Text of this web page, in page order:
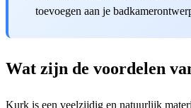
toevoegen aan je
Wat zijn de voordelen
Kurk is een veelzijdig en natuurlijk